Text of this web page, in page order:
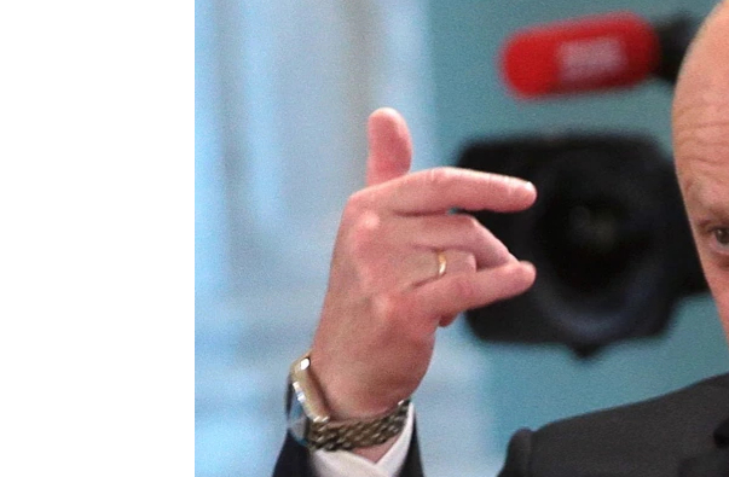
УКРАИНСКАЯ ПРОБЛЕМА КРЫМА